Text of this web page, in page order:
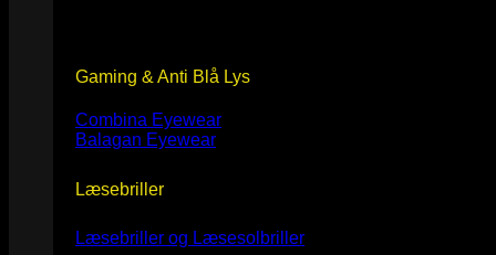
Gaming & Anti Blå Lys
Combina Eyewear
Balagan Eyewear
Læsebriller
Læsebriller og Læsesolbriller